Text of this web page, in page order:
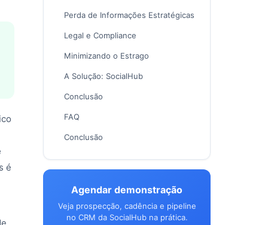
é
Perda de Informações Estratégicas
Legal e Compliance
Minimizando o Estrago
A Solução: SocialHub
Conclusão
FAQ
Conclusão
Agendar demonstração
Veja prospecção, cadência e pipeline
no CRM da SocialHub na prática.